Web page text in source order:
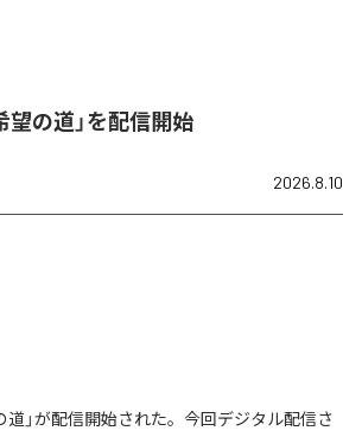
望の道」を配信開始
2026.8.10
道」が配信開始された。今回デジタル配信さ